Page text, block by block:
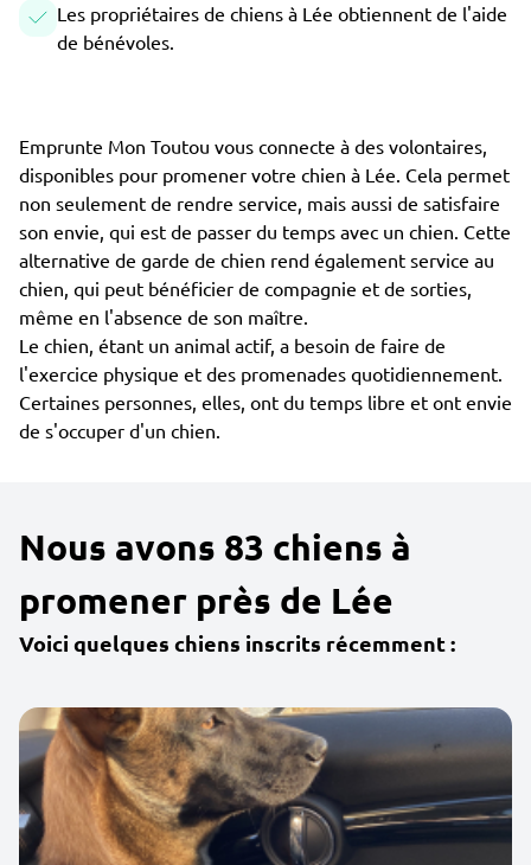
Les propriétaires de chiens à Lée obtiennent de l'aide
de bénévoles.
Emprunte Mon Toutou vous connecte à des volontaires,
disponibles pour promener votre chien à Lée. Cela permet
non seulement de rendre service, mais aussi de satisfaire
son envie, qui est de passer du temps avec un chien. Cette
alternative de garde de chien rend également service au
chien, qui peut bénéficier de compagnie et de sorties,
même en l'absence de son maître.
Le chien, étant un animal actif, a besoin de faire de
l'exercice physique et des promenades quotidiennement.
Certaines personnes, elles, ont du temps libre et ont envie
de s'occuper d'un chien.
Nous avons 83 chiens à
promener près de Lée
Voici quelques chiens inscrits récemment :